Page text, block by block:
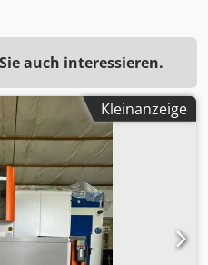
auch interessieren.
Kleinanzeige